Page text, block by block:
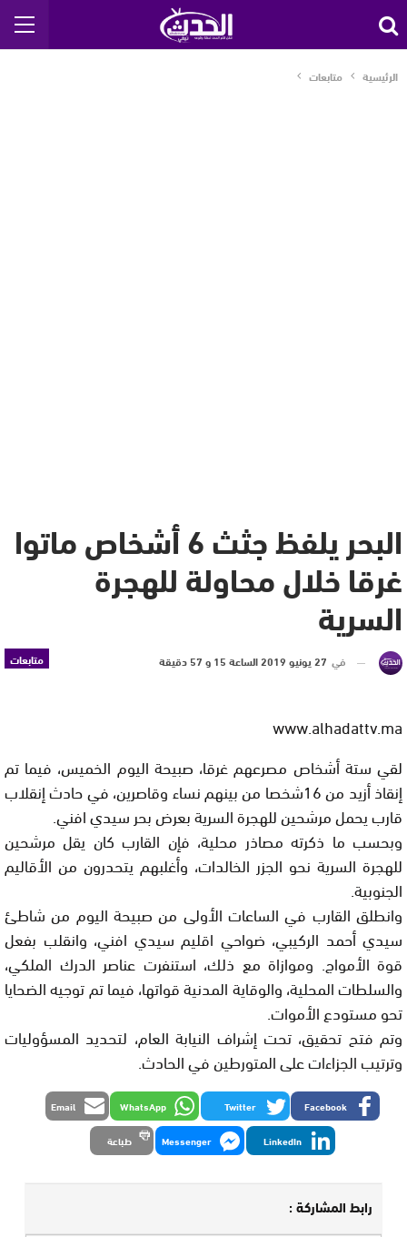
الرئيسية متابعات
البحر يلفظ جثث 6 أشخاص ماتوا
غرقا خلال محاولة للهجرة
السرية
متابعات في 27 يونيو 2019 الساعة 15 و 57 دقيقة
www.alhadattv.ma
لقي ستة أشخاص مصرعهم غرقا، صبيحة اليوم الخميس، فيما تم
إنقاذ أزيد من 16شخصا من بينهم نساء وقاصرين، في حادث إنقلاب
قارب يحمل مرشحين للهجرة السرية بعرض بحر سيدي افني.
وبحسب ما ذكرته مصاذر محلية، فإن القارب كان يقل مرشحين
للهجرة السرية نحو الجزر الخالدات، وأغلبهم يتحدرون من الأقاليم
الجنوبية.
وانطلق القارب في الساعات الأولى من صبيحة اليوم من شاطئ
سيدي أحمد الركيبي، ضواحي اقليم سيدي افني، وانقلب بفعل
قوة الأمواج. وموازاة مع ذلك، استنفرت عناصر الدرك الملكي،
والسلطات المحلية، والوقاية المدنية قواتها، فيما تم توجيه الضحايا
تحو مستودع الأموات.
وتم فتح تحقيق، تحت إشراف النيابة العام، لتحديد المسؤوليات
وترتيب الجزاءات على المتورطين في الحادث.
Facebook
Twitter
WhatsApp
Email
LinkedIn
Messenger طباعة
رابط المشاركة :